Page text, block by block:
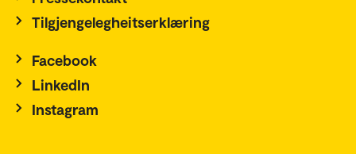
Tilgjengelegheitserklæring
Facebook
LinkedIn
Instagram